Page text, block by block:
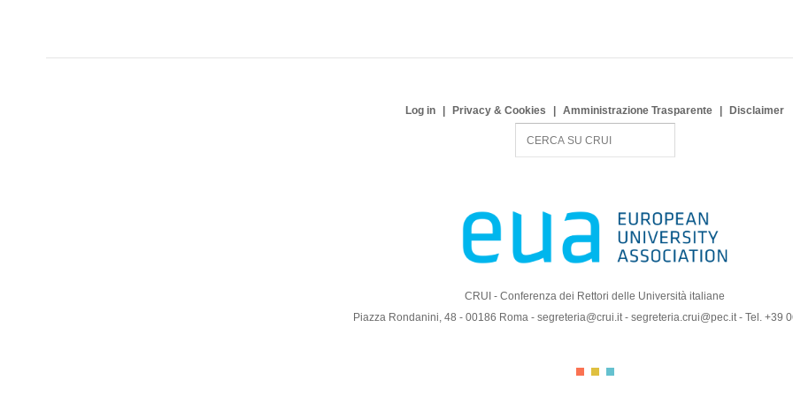
Log in Privacy & Cookies Amministrazione Trasparente Disclaimer
CRUI - Conferenza dei Rettori delle Università italiane
Piazza Rondanini, 48 - 00186 Roma - segreteria@crui.it - segreteria.crui@pec.it - Tel. +39